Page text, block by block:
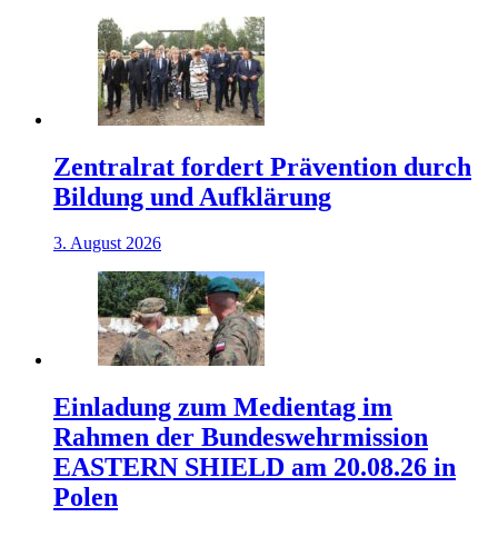
Zentralrat fordert Prävention durch
Bildung und Aufklärung
3. August 2026
Einladung zum Medientag im
Rahmen der Bundeswehrmission
EASTERN SHIELD am 20.08.26 in
Polen